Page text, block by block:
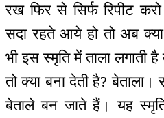
रख फिर से सिर्फ रिपीट
सदा रहते आये हो तो अब
भी इस स्मृति में ताला लगाती
तो क्या बना देती है?
बेताले बन जाते हैं। यह